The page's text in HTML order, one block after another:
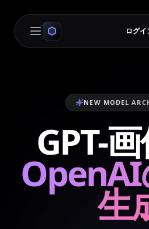
Open main menu
ログイ
NEW MODEL
GPT-
生